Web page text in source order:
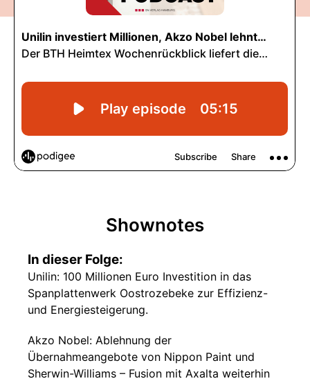
Shownotes
In dieser Folge:
Unilin: 100 Millionen Euro Investition in das
Spanplattenwerk Oostrozebeke zur Effizienz-
und Energiesteigerung.
Akzo Nobel: Ablehnung der
Übernahmeangebote von Nippon Paint und
Sherwin-Williams – Fusion mit Axalta weiterhin